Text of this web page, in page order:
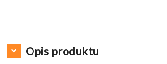
Opis produktu